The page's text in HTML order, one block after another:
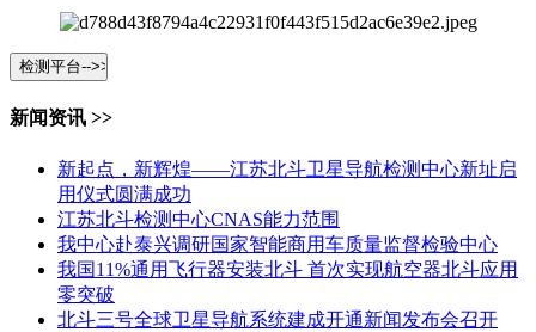
新闻资讯 >>
新起点，新辉煌——江苏北斗卫星导航检测中心新址启
用仪式圆满成功
江苏北斗检测中心CNAS能力范围
我中心赴泰兴调研国家智能商用车质量监督检验中心
我国11%通用飞行器安装北斗 首次实现航空器北斗应用
零突破
北斗三号全球卫星导航系统建成开通新闻发布会召开